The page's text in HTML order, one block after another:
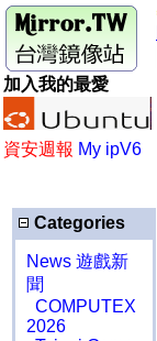
加入我的最愛
資安週報 My ipV6
Categories
News 遊戲新
聞
COMPUTEX
2026